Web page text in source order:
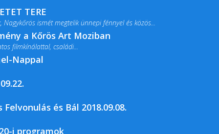
TERE
ismét megtelik ünnepi fénnyel és közös...
a Kőrös Art Moziban
filmkínálattal, családi...
Nappal
és Bál 2018.09.08.
i programok